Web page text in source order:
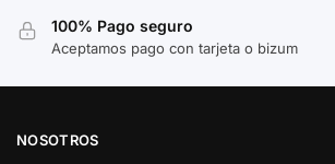
100% Pago seguro
Aceptamos pago con tarjeta o bizum
NOSOTROS